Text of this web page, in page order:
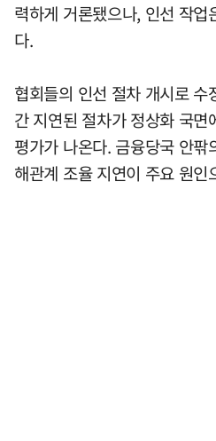
력하게 거론됐으나, 인선 작
다.
협회들의 인선 절차 개시로 수
간 지연된 절차가 정상화 국
평가가 나온다. 금융당국 안
해관계 조율 지연이 주요 원인